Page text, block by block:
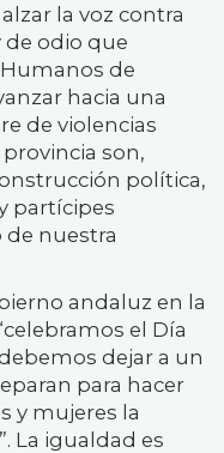
la voz contra
de odio que
de
hacia una
de violencias
son,
política,
partícipes
nuestra
andaluz en la
el Día
dejar a un
para hacer
y mujeres la
La igualdad es